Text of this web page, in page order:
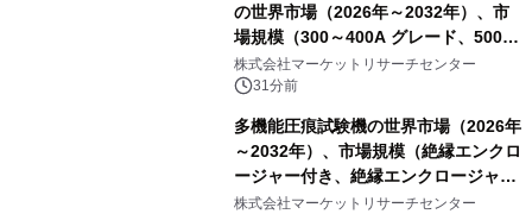
の世界市場（2026年～2032年）、市
場規模（300～400A グレード、500A
グレード、600～800A グレード、
1000A グレード）・分析レポートを発
株式会社マーケットリサーチセンター
31分前
多機能圧痕試験機の世界市場（2026年
～2032年）、市場規模（絶縁エンクロ
ージャー付き、絶縁エンクロージャー
なし）・分析レポートを発表
株式会社マーケットリサーチセンター